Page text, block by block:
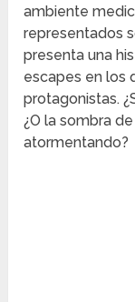
ambiente
representados
presenta una
escapes en los
protagonistas.
¿O la sombra
atormentando?